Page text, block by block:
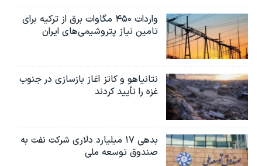
واردات ۴۵۰ مگاوات برق از ترکیه برای
تامین نیاز پتروشیمی‌های ایران
نتانیاهو و کاتز آغاز بازسازی در جنوب
غزه را تأیید کردند
بدهی ۱۷ میلیارد دلاری شرکت نفت به
صندوق توسعه ملی